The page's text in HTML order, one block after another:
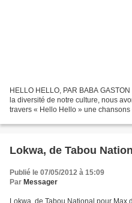
HELLO HELLO, PAR BABA
la diversité de notre culture, nous
travers « Hello Hello » une
Lokwa, de Tabou
Publié le 07/05/2012 à 15:09
Par Messager
Lokwa, de Tabou National pour Max